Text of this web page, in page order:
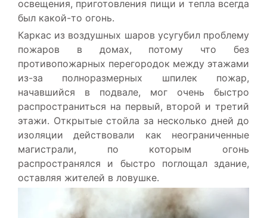
освещения, приготовления пищи и тепла всегда
был какой-то огонь.
Каркас из воздушных шаров усугубил проблему
пожаров в домах, потому что без
противопожарных перегородок между этажами
из-за полноразмерных шпилек пожар,
начавшийся в подвале, мог очень быстро
распространиться на первый, второй и третий
этажи. Открытые стойла за несколько дней до
изоляции действовали как неограниченные
магистрали, по которым огонь
распространялся и быстро поглощал здание,
оставляя жителей в ловушке.